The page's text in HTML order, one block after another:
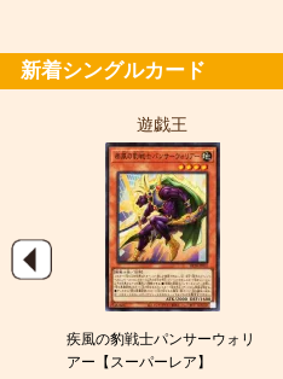
新着シングルカード
遊戯王
疾風の豹戦士パンサーウォリ
アー【スーパーレア】